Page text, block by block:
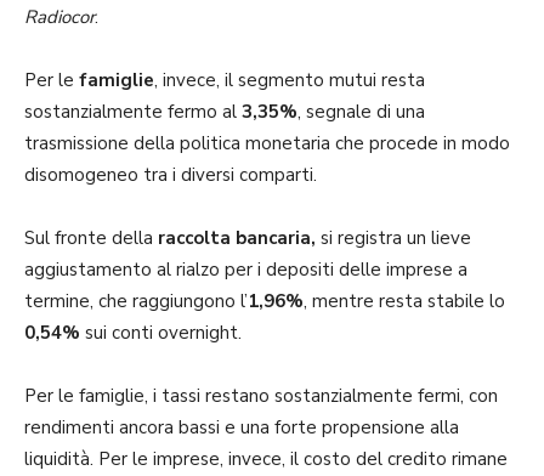
Radiocor.
Per le famiglie, invece, il segmento mutui resta
sostanzialmente fermo al 3,35%, segnale di una
trasmissione della politica monetaria che procede in modo
disomogeneo tra i diversi comparti.
Sul fronte della raccolta bancaria, si registra un lieve
aggiustamento al rialzo per i depositi delle imprese a
termine, che raggiungono l’1,96%, mentre resta stabile lo
0,54% sui conti overnight.
Per le famiglie, i tassi restano sostanzialmente fermi, con
rendimenti ancora bassi e una forte propensione alla
liquidità. Per le imprese, invece, il costo del credito rimane